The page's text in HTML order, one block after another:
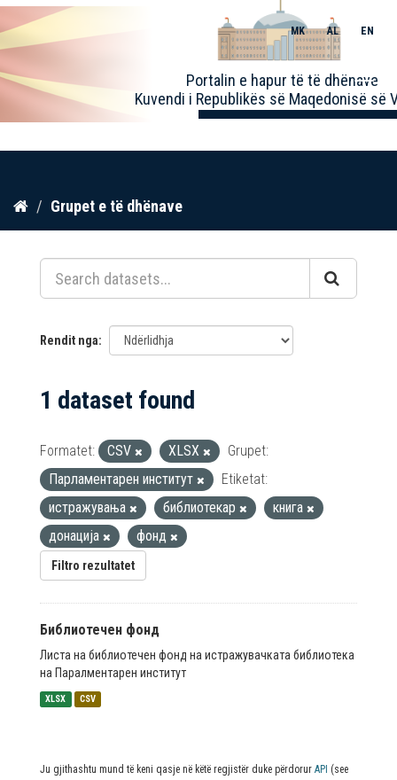
Kalo
përmbajtja
Portalin e hapur të të dhënave
Kuvendi i Republikës së Maqedonisë së
MK AL EN
Toggle
Grupet e të dhënave
Rendit nga
1 dataset found
Formatet: CSV XLSX
Grupet:
Парламентарен институт
Etiketat:
истражувања
библиотекар
книга
донација
фонд
Filtro rezultatet
Библиотечен фонд
Листа на библиотечен фонд на истражувачката библиотека
на Паралментарен институт
XLSX CSV
Ju gjithashtu mund të keni qasje në këtë regjistër duke përdorur API (see